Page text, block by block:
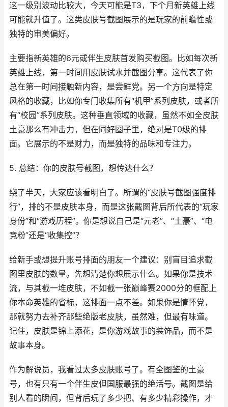
这一级别波动比较大，今天可能是T3，下个月新英雄上线
可能就升值了。这类皮肤号截图展示的是玩家的前瞻性或
独特的审美偏好。
主要指新英雄的6元或伴生皮肤首发购买截图。比如每次新
英雄上线，第一时间用皮肤试水并截图分享。这代表了你
总在第一时间接触新内容，是尝鲜党。另一个方向是特定
风格的收藏，比如你专门收集所有“机甲”系列皮肤，或者所
有“校园”系列皮肤。这种垂直领域的收藏，虽然不如全皮肤
土豪那么有冲击力，但在同好圈子里，绝对是T0级的排
面。它展示的不是财力，而是独特的品味和专注力。
5. 总结：你的皮肤号截图，想传达什么？
绕了半天，大家应该看明白了。所谓的“皮肤号截图强度排
行”，排的不是皮肤本身，而是这张截图背后所代表的“玩家
身份”和“游戏历程”。你是想说自己是“元老”、“土豪”、“电
竞粉”还是“收集控”？
给新手或想提升账号排面的朋友一个建议：别盲目追求截
图里皮肤的数量。先想清楚你想展示什么。如果你是技术
流，与其截一堆皮肤，不如截一张巅峰赛2000分的框配上
你本命英雄的省标，这排面一点不差。如果你是情怀党，
那就努力去补齐那些绝版老皮肤，虽然难，但最有味道。
记住，皮肤是锦上添花，是你游戏故事的装饰品，而不是
故事本身。
作为解说员，我看过太多皮肤账号了。有全图鉴的土豪
号，也有只有一个伴生皮但国服最强的绝活号。截图是给
别人看的瞬间，但背后玩了多少把、有多少精彩操作，才